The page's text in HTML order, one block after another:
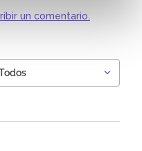
un comentario.